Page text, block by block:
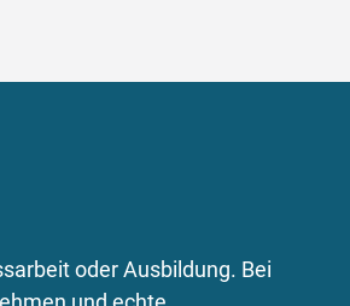
oder Ausbildung. Bei